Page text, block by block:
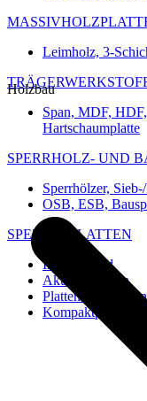
Leimholz, 3-
Span, MDF,
Hartschaumplatte
SPERRHOLZ- UND
Sperrhölzer,
OSB, ESB,
SPEZIAL-PLATTEN
Imi-Verbund
Akustik-Platten
Platten und
Kompaktplatten
Holzbau